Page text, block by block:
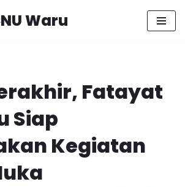
Waru
Fatayat
Siap
Kegiatan